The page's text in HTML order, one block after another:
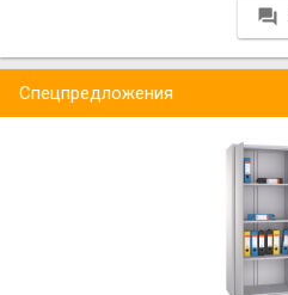

Спецпредложения